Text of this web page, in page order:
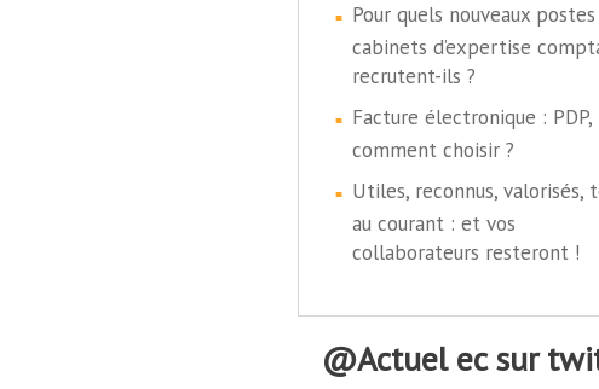
Pour quels nouveaux
cabinets d’expertise
recrutent-ils ?
Facture électronique : PDP,
comment choisir ?
Utiles, reconnus, valorisés,
au courant : et vos
collaborateurs resteront !
@actuel ec sur